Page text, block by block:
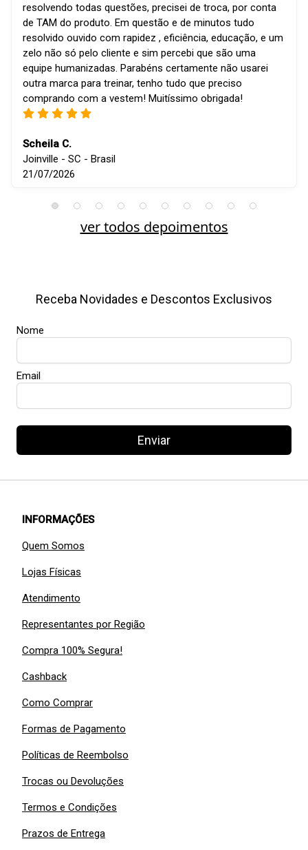
resolvendo todas questões, precisei de troca, por conta
de TAM do produto. Em questão e de minutos tudo
resolvido ouvido com rapidez , eficiência, educação, e um
zelo não só pelo cliente e sim percebi que são uma
equipe humanizadas. Parabéns certamente não usarei
outra marca para treinar, tenho tudo que preciso
comprando com a vestem! Muitíssimo obrigada!
Scheila C.
Joinville - SC - Brasil
21/07/2026
ver todos depoimentos
Receba Novidades e Descontos Exclusivos
Nome
Email
Enviar
INFORMAÇÕES
Quem Somos
Lojas Físicas
Atendimento
Representantes por Região
Compra 100% Segura!
Cashback
Como Comprar
Formas de Pagamento
Políticas de Reembolso
Trocas ou Devoluções
Termos e Condições
Prazos de Entrega